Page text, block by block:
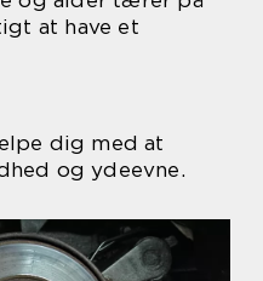
at have et
dig med at
og ydeevne.